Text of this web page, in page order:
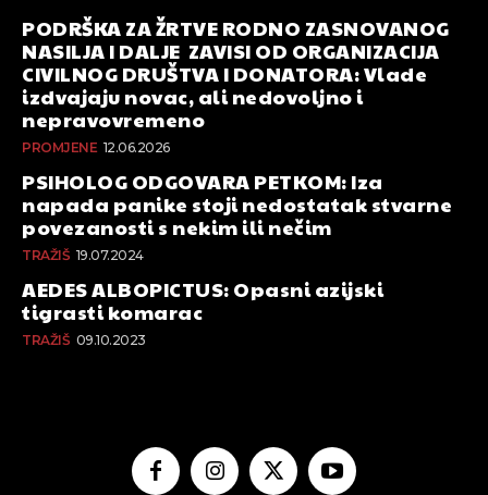
PODRŠKA ZA ŽRTVE RODNO ZASNOVANOG
NASILJA I DALJE ZAVISI OD ORGANIZACIJA
CIVILNOG DRUŠTVA I DONATORA: Vlade
izdvajaju novac, ali nedovoljno i
nepravovremeno
PROMJENE 12.06.2026
PSIHOLOG ODGOVARA PETKOM: Iza
napada panike stoji nedostatak stvarne
povezanosti s nekim ili nečim
TRAŽIŠ 19.07.2024
AEDES ALBOPICTUS: Opasni azijski
tigrasti komarac
TRAŽIŠ 09.10.2023